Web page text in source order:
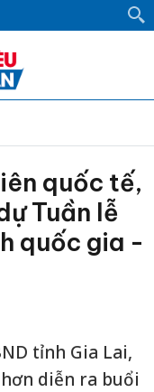
quốc tế,
Tuần lễ
quốc gia -
tỉnh Gia Lai,
diễn ra buổi